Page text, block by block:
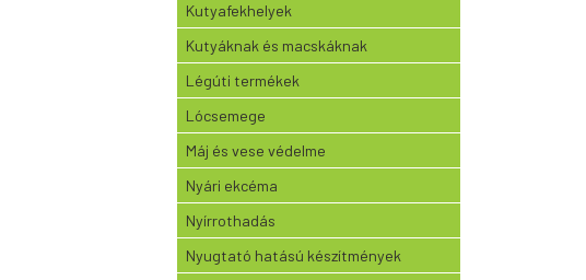
Kutyafekhelyek
Kutyáknak és macskáknak
Légúti termékek
Lócsemege
Máj és vese védelme
Nyári ekcéma
Nyírrothadás
Nyugtató hatású készítmények